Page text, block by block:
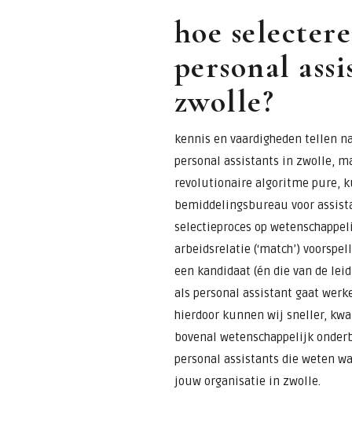
hoe
personal
zwolle?
kennis en vaardigheden tellen
personal assistants in zwolle,
revolutionaire algoritme pure,
bemiddelingsbureau voor
selectieproces op
arbeidsrelatie (‘match’)
een kandidaat (én die van de
als personal assistant gaat
hierdoor kunnen wij sneller,
bovenal wetenschappelijk
personal assistants die weten
jouw organisatie in zwolle.